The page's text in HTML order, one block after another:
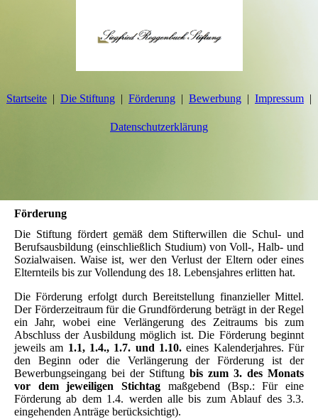
Startseite Die Stiftung Förderung Bewerbung Impressum
Datenschutzerklärung
Förderung
Die Stiftung fördert gemäß dem Stifterwillen die Schul- und
Berufsausbildung (einschließlich Studium) von Voll-, Halb- und
Sozialwaisen. Waise ist, wer den Verlust der Eltern oder eines
Elternteils bis zur Vollendung des 18. Lebensjahres erlitten hat.
Die Förderung erfolgt durch Bereitstellung finanzieller Mittel.
Der Förderzeitraum für die Grundförderung beträgt in der Regel
ein Jahr, wobei eine Verlängerung des Zeitraums bis zum
Abschluss der Ausbildung möglich ist. Die Förderung beginnt
jeweils am 1.1, 1.4., 1.7. und 1.10. eines Kalenderjahres. Für
den Beginn oder die Verlängerung der Förderung ist der
Bewerbungseingang bei der Stiftung bis zum 3. des Monats
vor dem jeweiligen Stichtag maßgebend (Bsp.: Für eine
Förderung ab dem 1.4. werden alle bis zum Ablauf des 3.3.
eingehenden Anträge berücksichtigt).